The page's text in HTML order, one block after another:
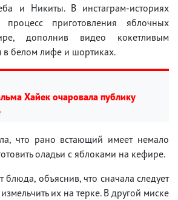
и Никиты. В инстаграм-историях
процесс приготовления яблочных
дополнив видео кокетливым
белом лифе и шортиках.
Хайек очаровала публику
что рано встающий имеет немало
оладьи с яблоками на кефире.
объяснив, что сначала следует
их на терке. В другой миске